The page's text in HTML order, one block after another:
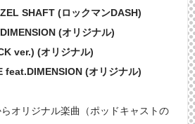
SHAFT (ロックマンDASH)
(オリジナル)
ver.) (オリジナル)
feat.DIMENSION (オリジナル)
オリジナル楽曲（ポッドキャストの